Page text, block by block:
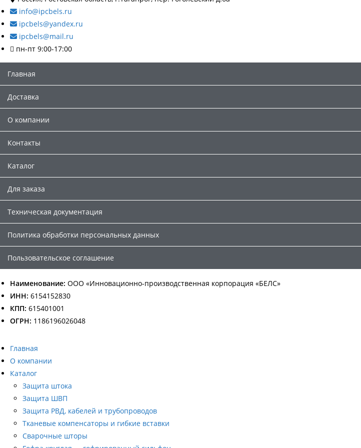
info@ipcbels.ru
ipcbels@yandex.ru
ipcbels@mail.ru
пн-пт 9:00-17:00
Главная
Доставка
О компании
Контакты
Каталог
Для заказа
Техническая документация
Политика обработки персональных данных
Пользовательское соглашение
Наименование: ООО «Инновационно-производственная корпорация «БЕЛС»
ИНН: 6154152830
КПП: 615401001
ОГРН: 1186196026048
Главная
О компании
Каталог
Защита штока
Защита ШВП
Защита РВД, кабелей и трубопроводов
Тканевые компенсаторы и гибкие вставки
Сварочные шторы